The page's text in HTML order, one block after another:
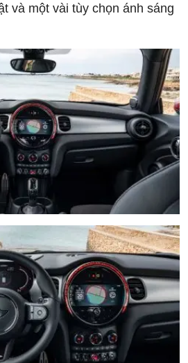
và một vài tùy chọn ánh sáng